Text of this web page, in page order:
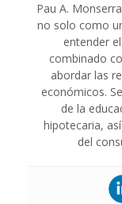
Pau A.
no solo como
entender
combinado
abordar las
económicos.
de la
hipotecaria,
del